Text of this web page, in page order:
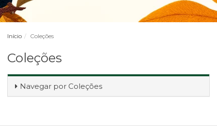
Início Coleções
Coleções
Navegar por Coleções